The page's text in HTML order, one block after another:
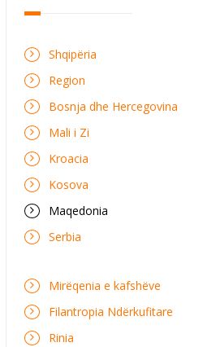
Shqipëria
Region
Bosnja dhe Hercegovina
Mali i Zi
Kroacia
Kosova
Maqedonia
Serbia
Mirëqenia e kafshëve
Filantropia Ndërkufitare
Rinia